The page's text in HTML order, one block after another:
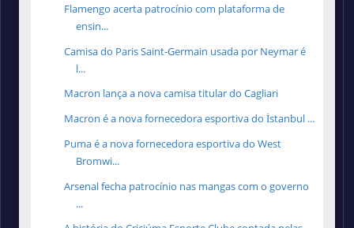
Flamengo acerta patrocínio com plataforma de
ensin...
Camisa do Paris Saint-Germain usada por Neymar é
l...
Macron lança a nova camisa titular do Cagliari
Macron é a nova fornecedora esportiva do İstanbul ...
Puma é a nova fornecedora esportiva do West
Bromwi...
Arsenal fecha patrocínio nas mangas com o governo
...